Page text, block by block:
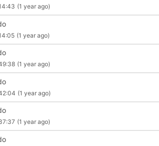
(1 year ago)
(1 year ago)
(1 year ago)
(1 year ago)
(1 year ago)